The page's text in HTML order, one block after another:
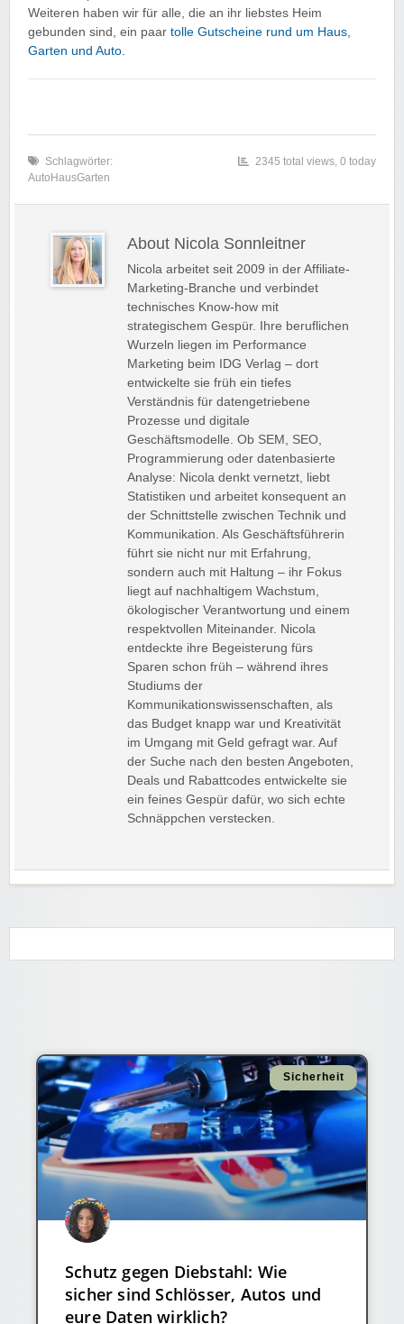
Weiteren haben wir für alle, die an ihr liebstes Heim
gebunden sind, ein paar tolle Gutscheine rund um Haus,
Garten und Auto.
Schlagwörter:
AutoHausGarten
2345 total views, 0 today
About Nicola Sonnleitner
Nicola arbeitet seit 2009 in der Affiliate-
Marketing-Branche und verbindet
technisches Know-how mit
strategischem Gespür. Ihre beruflichen
Wurzeln liegen im Performance
Marketing beim IDG Verlag – dort
entwickelte sie früh ein tiefes
Verständnis für datengetriebene
Prozesse und digitale
Geschäftsmodelle. Ob SEM, SEO,
Programmierung oder datenbasierte
Analyse: Nicola denkt vernetzt, liebt
Statistiken und arbeitet konsequent an
der Schnittstelle zwischen Technik und
Kommunikation. Als Geschäftsführerin
führt sie nicht nur mit Erfahrung,
sondern auch mit Haltung – ihr Fokus
liegt auf nachhaltigem Wachstum,
ökologischer Verantwortung und einem
respektvollen Miteinander. Nicola
entdeckte ihre Begeisterung fürs
Sparen schon früh – während ihres
Studiums der
Kommunikationswissenschaften, als
das Budget knapp war und Kreativität
im Umgang mit Geld gefragt war. Auf
der Suche nach den besten Angeboten,
Deals und Rabattcodes entwickelte sie
ein feines Gespür dafür, wo sich echte
Schnäppchen verstecken.
Sicherheit
Schutz gegen Diebstahl: Wie
sicher sind Schlösser, Autos und
eure Daten wirklich?